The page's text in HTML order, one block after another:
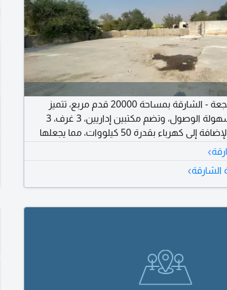
حوطة للإيجار في الصجعة - الشارقة بمساحة 20000 قدم مربع، تتميز
بموقع زاوية مميز وسهولة الوصول، وتضم مكتبين إداريين، 3 غرف، 3
مطابخ و5 حمامات، بالإضافة إلى كهرباء بقدرة 50 كيلووات، مما يجعلها
والتجارية والتخزينية. الإيجار السنوي
›
الشارقة›